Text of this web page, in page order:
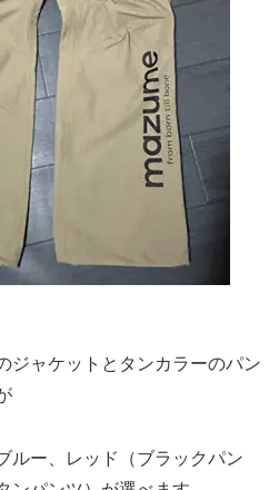
ジャケットとタンカラーのパン
ルー、レッド（ブラックパン